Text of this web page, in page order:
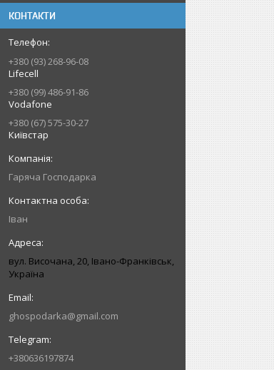
КОНТАКТИ
+380 (93) 268-96-08
Lifecell
+380 (99) 486-91-86
Vodafone
+380 (67) 575-30-27
Київстар
Гаряча Господарка
Іван
вул. Височана, 20, Івано-Франківськ,
Україна
ghospodarka@gmail.com
+380636197874